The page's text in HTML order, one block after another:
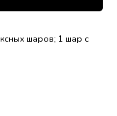
шаров; 1 шар с